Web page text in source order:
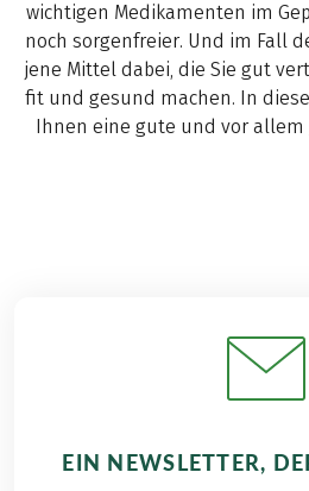
wichtigen Medikamenten im
noch sorgenfreier. Und im Fall
jene Mittel dabei, die Sie gut
fit und gesund machen. In
Ihnen eine gute und vor
EIN NEWSLETTER,